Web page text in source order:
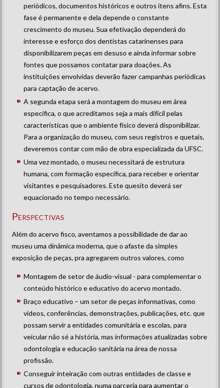
periódicos, documentos históricos e outros itens afins. Esta
fase é permanente e dela depende o constante
crescimento do museu. Sua efetivação dependerá do
interesse e esforço dos dentistas catarinenses para
disponibilizarem peças em desuso e ainda informar sobre
fontes que possamos contatar para doações. As
instituições envolvidas deverão fazer campanhas periódicas
para captação de acervo.
A segunda etapa será a montagem do museu em área
específica, o que acreditamos seja a mais difícil pelas
características que o ambiente físico deverá disponibilizar.
Para a organização do museu, com seus registros e quetais,
deveremos contar com mão de obra especializada da UFSC.
Uma vez montado, o museu necessitará de estrutura
humana, com formação específica, para receber e orientar
visitantes e pesquisadores. Este quesito deverá ser
equacionado no tempo necessário.
Perspectivas
Além do acervo fisco, aventamos a possibilidade de dar ao
museu uma dinâmica moderna, que o afaste da simples
exposição de peças, pra agregarem outros valores, como
Montagem de setor de áudio-visual - para complementar o
conteúdo histórico e educativo do acervo montado.
Braço educativo – um setor de peças informativas, como
vídeos, conferências, demonstrações, publicações, etc. que
possam servir a entidades comunitária e escolas, para
veicular não sé a história, mas informações atualizadas sobre
odontologia e educação sanitária na área de nossa
profissão.
Conseguir inteiração com outras entidades de classe e
cursos de odontologia, numa parceria para aumentar o